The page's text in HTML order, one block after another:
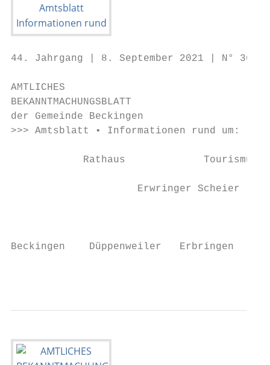
44. Jahrgang | 8. September 2021 | N° 36
AMTLICHES
BEKANNTMACHUNGSBLATT
der Gemeinde Beckingen
>>> Amtsblatt • Informationen rund um:
Rathaus             Tourismus
                     Erwringer Scheier
Beckingen    Düppenweiler   Erbringen